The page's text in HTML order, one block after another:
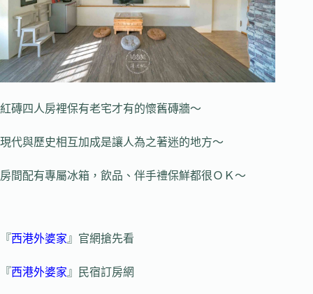
紅磚四人房裡保有老宅才有的懷舊磚牆～
現代與歷史相互加成是讓人為之著迷的地方～
房間配有專屬冰箱，飲品、伴手禮保鮮都很ＯＫ～
『西港外婆家 』官網搶先看
『西港外婆家 』民宿訂房網